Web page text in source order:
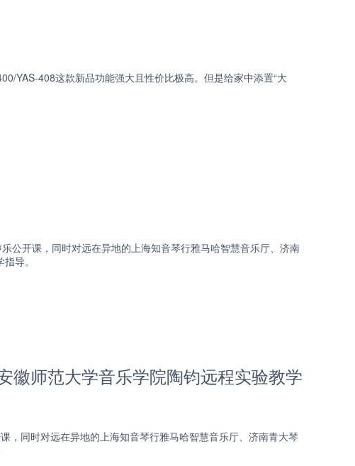
YAS-408这款新品功能强大且性价比极高。但是给家中添置“大
公开课，同时对远在异地的上海知音琴行雅马哈智慧音乐厅、济南
导。
徽师范大学音乐学院陶钧远程实验教学
，同时对远在异地的上海知音琴行雅马哈智慧音乐厅、济南青大琴